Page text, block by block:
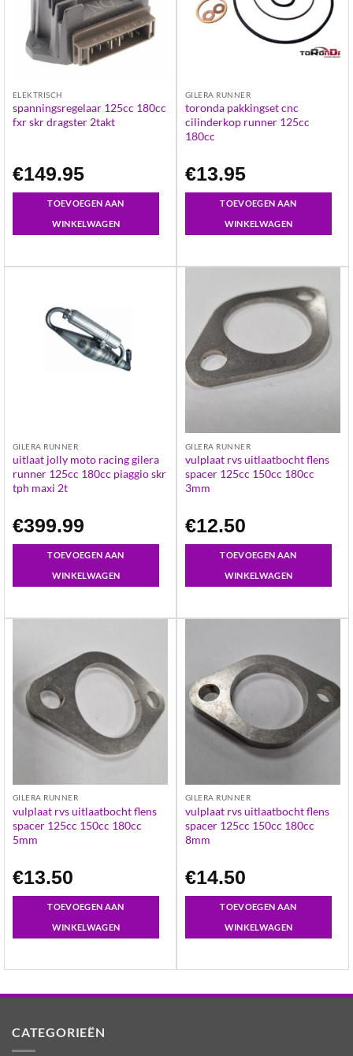
ELEKTRISCH
spanningsregelaar 125cc 180cc
fxr skr dragster 2takt
€149.95
TOEVOEGEN AAN
WINKELWAGEN
GILERA RUNNER
toronda pakkingset cnc
cilinderkop runner 125cc
180cc
€13.95
TOEVOEGEN AAN
WINKELWAGEN
GILERA RUNNER
uitlaat jolly moto racing gilera
runner 125cc 180cc piaggio skr
tph maxi 2t
€399.99
TOEVOEGEN AAN
WINKELWAGEN
GILERA RUNNER
vulplaat rvs uitlaatbocht flens
spacer 125cc 150cc 180cc
3mm
€12.50
TOEVOEGEN AAN
WINKELWAGEN
GILERA RUNNER
vulplaat rvs uitlaatbocht flens
spacer 125cc 150cc 180cc
5mm
€13.50
TOEVOEGEN AAN
WINKELWAGEN
GILERA RUNNER
vulplaat rvs uitlaatbocht flens
spacer 125cc 150cc 180cc
8mm
€14.50
TOEVOEGEN AAN
WINKELWAGEN
CATEGORIEËN